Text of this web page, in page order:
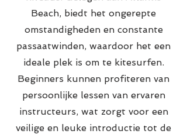
Beach, biedt het ongerepte
omstandigheden en constante
passaatwinden, waardoor het een
ideale plek is om te kitesurfen.
Beginners kunnen profiteren van
persoonlijke lessen van ervaren
instructeurs, wat zorgt voor een
veilige en leuke introductie tot de